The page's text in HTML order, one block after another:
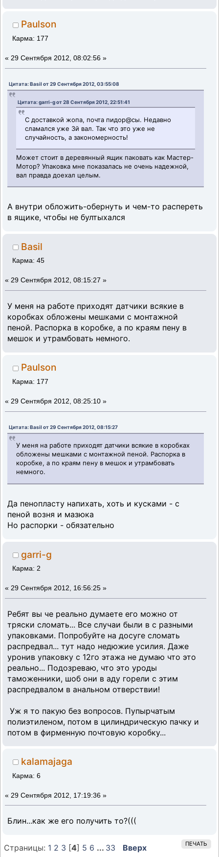
Paulson
Карма: 177
« 29 Сентября 2012, 08:02:56 »
Цитата: Basil от 29 Сентября 2012, 03:55:08
Цитата: garri-g от 28 Сентября 2012, 22:51:41
С доставкой жопа, почта пидор@сы. Недавно
сламался уже 3й вал. Так что это уже не
случайность, а закономерность!
Может стоит в деревянный ящик паковать как Мастер-
Мотор? Упаковка мне показалась не очень надежной,
вал правда доехал целым.
А внутри обложить-обернуть и чем-то распереть
в ящике, чтобы не бултыхался
Basil
Карма: 45
« 29 Сентября 2012, 08:15:27 »
У меня на работе приходят датчики всякие в
коробках обложены мешками с монтажной
пеной. Распорка в коробке, а по краям пену в
мешок и утрамбовать немного.
Paulson
Карма: 177
« 29 Сентября 2012, 08:25:10 »
Цитата: Basil от 29 Сентября 2012, 08:15:27
У меня на работе приходят датчики всякие в коробках
обложены мешками с монтажной пеной. Распорка в
коробке, а по краям пену в мешок и утрамбовать
немного.
Да пенопласту напихать, хоть и кусками - с
пеной возня и мазюка
Но распорки - обязательно
garri-g
Карма: 2
« 29 Сентября 2012, 16:56:25 »
Ребят вы че реально думаете его можно от
тряски сломать... Все случаи были в с разными
упаковками. Попробуйте на досуге сломать
распредвал... тут надо недюжие усилия. Даже
уронив упаковку с 12го этажа не думаю что это
реально... Подозреваю, что это уроды
таможенники, шоб они в аду горели с этим
распредвалом в анальном отверствии!
Уж я то пакую без вопросов. Пупырчатым
полиэтиленом, потом в цилиндрическую пачку и
потом в фирменную почтовую коробку...
kalamajaga
Карма: 6
« 29 Сентября 2012, 17:19:36 »
Блин...как же его получить то?(((
ПЕЧАТЬ
Страницы: 1 2 3 [4] 5 6 ... 33 Вверх